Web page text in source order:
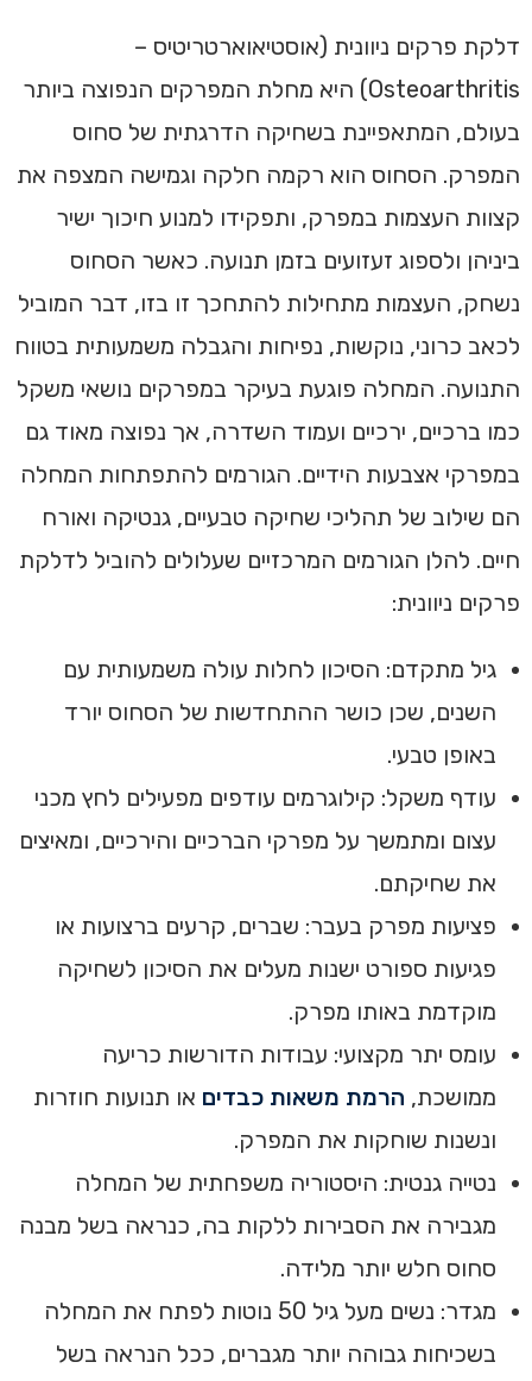
דלקת פרקים ניוונית (אוסטיאוארטריטיס –
Osteoarthritis) היא מחלת המפרקים הנפוצה ביותר
בעולם, המתאפיינת בשחיקה הדרגתית של סחוס
המפרק. הסחוס הוא רקמה חלקה וגמישה המצפה את
קצוות העצמות במפרק, ותפקידו למנוע חיכוך ישיר
ביניהן ולספוג זעזועים בזמן תנועה. כאשר הסחוס
נשחק, העצמות מתחילות להתחכך זו בזו, דבר המוביל
לכאב כרוני, נוקשות, נפיחות והגבלה משמעותית בטווח
התנועה. המחלה פוגעת בעיקר במפרקים נושאי משקל
כמו ברכיים, ירכיים ועמוד השדרה, אך נפוצה מאוד גם
במפרקי אצבעות הידיים. הגורמים להתפתחות המחלה
הם שילוב של תהליכי שחיקה טבעיים, גנטיקה ואורח
חיים. להלן הגורמים המרכזיים שעלולים להוביל לדלקת
פרקים ניוונית:
גיל מתקדם: הסיכון לחלות עולה משמעותית עם
השנים, שכן כושר ההתחדשות של הסחוס יורד
באופן טבעי.
עודף משקל: קילוגרמים עודפים מפעילים לחץ מכני
עצום ומתמשך על מפרקי הברכיים והירכיים, ומאיצים
את שחיקתם.
פציעות מפרק בעבר: שברים, קרעים ברצועות או
פגיעות ספורט ישנות מעלים את הסיכון לשחיקה
מוקדמת באותו מפרק.
עומס יתר מקצועי: עבודות הדורשות כריעה
ממושכת, הרמת משאות כבדים או תנועות חוזרות
ונשנות שוחקות את המפרק.
נטייה גנטית: היסטוריה משפחתית של המחלה
מגבירה את הסבירות ללקות בה, כנראה בשל מבנה
סחוס חלש יותר מלידה.
מגדר: נשים מעל גיל 50 נוטות לפתח את המחלה
בשכיחות גבוהה יותר מגברים, ככל הנראה בשל